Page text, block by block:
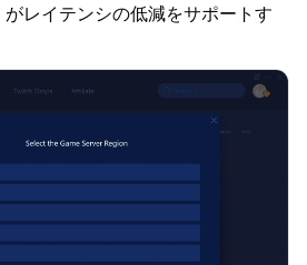
レイテンシの低減をサポートす